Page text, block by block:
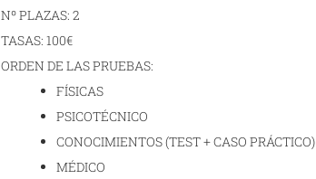
Nº PLAZAS: 2
TASAS: 100€
ORDEN DE LAS PRUEBAS:
FÍSICAS
PSICOTÉCNICO
CONOCIMIENTOS (TEST + CASO PRÁCTICO)
MÉDICO